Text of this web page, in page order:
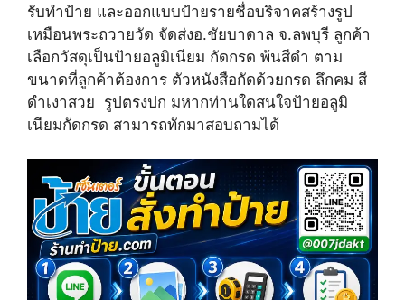
w
i
t
t
e
r
)
e
b
o
o
k
t
e
e
s
t
รับทำป้าย และออกแบบป้ายรายชื่อบริจาคสร้างรูป
เหมือนพระถวายวัด จัดส่ง​อ.ชัยบาดาล​ จ.ลพบุรี ลูกค้า
เลือกวัสดุเป็นป้ายอลูมิเนียม กัดกรด พ้นสีดำ ตาม
ขนาดที่ลูกค้าต้องการ ตัวหนังสือกัดด้วยกรด ลึกคม สี
ดำเงาสวย รูปตรงปก มหากท่านใดสนใจป้ายอลูมิ
เนียมกัดกรด สามารถทักมาสอบถามได้